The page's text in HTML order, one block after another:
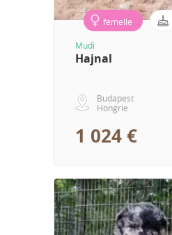
femelle
Mudi
Hajnal
Budapest
Hongrie
1 024 €